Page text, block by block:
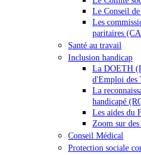
Le Conseil
Les
paritaires
Santé au travail
Inclusion handicap
La DOETH
d'Emploi des
La
handicapé
Les aides du
Zoom sur
Conseil Médical
Protection sociale